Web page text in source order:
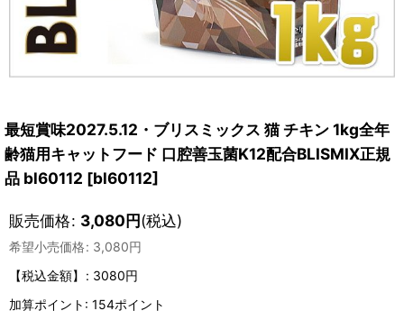
最短賞味2027.5.12・ブリスミックス 猫 チキン 1kg全年
齢猫用キャットフード 口腔善玉菌K12配合BLISMIX正規
品 bl60112 [bl60112]
販売価格: 3,080円(税込)
希望小売価格: 3,080円
【税込金額】
: 3080円
加算ポイント: 154ポイント